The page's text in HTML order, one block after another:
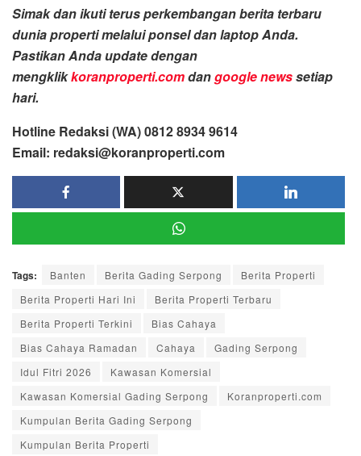
Simak dan ikuti terus perkembangan berita terbaru
dunia properti melalui ponsel dan laptop Anda.
Pastikan Anda update dengan
mengklikkoranproperti.comdangoogle newssetiap
hari.
Hotline Redaksi (WA) 0812 8934 9614
Email: redaksi@koranproperti.com
Tags: Banten Berita Gading Serpong
Berita Properti
Berita Properti Hari Ini
Berita Properti Terbaru
Berita Properti Terkini
Bias Cahaya
Bias Cahaya Ramadan
Cahaya
Gading Serpong
Idul Fitri 2026
Kawasan Komersial
Kawasan Komersial Gading Serpong
Koranproperti.com
Kumpulan Berita Gading Serpong
Kumpulan Berita Properti